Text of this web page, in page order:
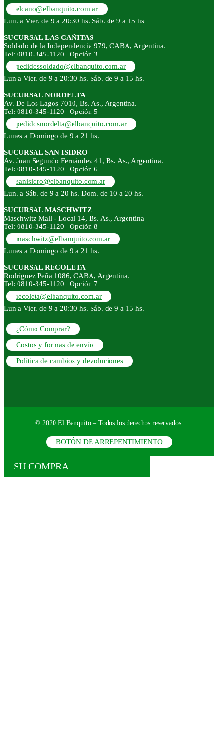
elcano@elbanquito.com.ar
Lun. a Vier. de 9 a 20:30 hs. Sáb. de 9 a 15 hs.
SUCURSAL LAS CAÑITAS
Soldado de la Independencia 979, CABA, Argentina.
Tel: 0810-345-1120 | Opción 3
pedidossoldado@elbanquito.com.ar
Lun a Vier. de 9 a 20:30 hs. Sáb. de 9 a 15 hs.
SUCURSAL NORDELTA
Av. De Los Lagos 7010, Bs. As., Argentina.
Tel: 0810-345-1120 | Opción 5
pedidosnordelta@elbanquito.com.ar
Lunes a Domingo de 9 a 21 hs.
SUCURSAL SAN ISIDRO
Av. Juan Segundo Fernández 41, Bs. As., Argentina.
Tel: 0810-345-1120 | Opción 6
sanisidro@elbanquito.com.ar
Lun. a Sáb. de 9 a 20 hs. Dom. de 10 a 20 hs.
SUCURSAL MASCHWITZ
Maschwitz Mall - Local 14, Bs. As., Argentina.
Tel: 0810-345-1120 | Opción 8
maschwitz@elbanquito.com.ar
Lunes a Domingo de 9 a 21 hs.
SUCURSAL RECOLETA
Rodríguez Peña 1086, CABA, Argentina.
Tel: 0810-345-1120 | Opción 7
recoleta@elbanquito.com.ar
Lun a Vier. de 9 a 20:30 hs. Sáb. de 9 a 15 hs.
¿Cómo Comprar?
Costos y formas de envío
Política de cambios y devoluciones
© 2020 El Banquito – Todos los derechos reservados.
BOTÓN DE ARREPENTIMIENTO
SU COMPRA